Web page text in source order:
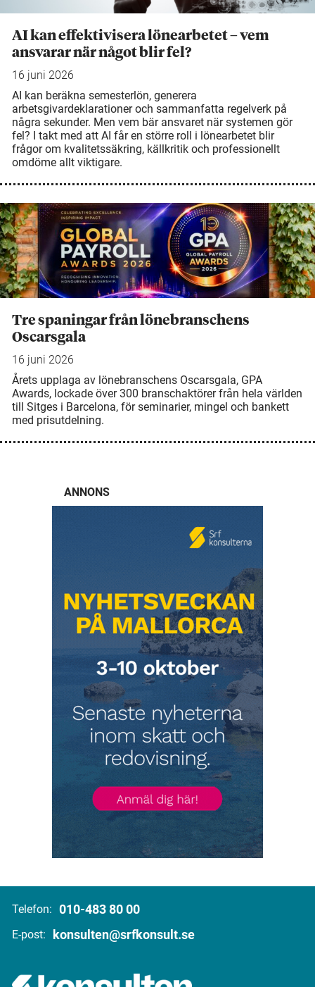
AI kan effektivisera lönearbetet – vem
ansvarar när något blir fel?
16 juni 2026
AI kan beräkna semesterlön, generera
arbetsgivardeklarationer och sammanfatta regelverk på
några sekunder. Men vem bär ansvaret när systemen gör
fel? I takt med att AI får en större roll i lönearbetet blir
frågor om kvalitetssäkring, källkritik och professionellt
omdöme allt viktigare.
Tre spaningar från lönebranschens
Oscarsgala
16 juni 2026
Årets upplaga av lönebranschens Oscarsgala, GPA
Awards, lockade över 300 branschaktörer från hela världen
till Sitges i Barcelona, för seminarier, mingel och bankett
med prisutdelning.
ANNONS
Telefon: 010-483 80 00
E-post: konsulten@srfkonsult.se